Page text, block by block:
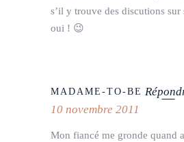
s’il y trouve des discutions sur
oui ! 😉
MADAME-TO-BE
10 novembre 2011
Mon fiancé me gronde quand